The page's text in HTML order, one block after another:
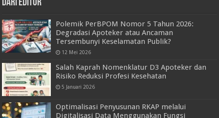
Dari Editor
Polemik PerBPOM Nomor 5 Tahun 2026:
Degradasi Apoteker atau Ancaman
Tersembunyi Keselamatan Publik?
12 Mei 2026
Salah Kaprah Nomenklatur D3 Apoteker dan
Risiko Reduksi Profesi Kesehatan
5 Januari 2026
Optimalisasi Penyusunan RKAP melalui
Digitalisasi Data Menggunakan Fungsi